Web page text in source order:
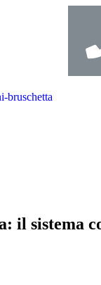
il sistema